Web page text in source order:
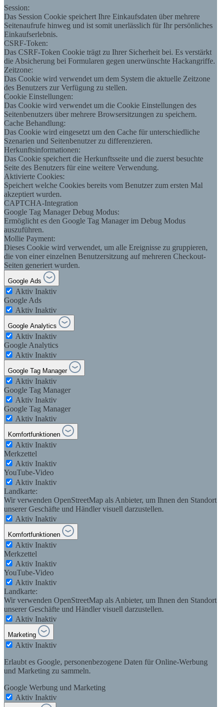
Session:
Das Session Cookie speichert Ihre Einkaufsdaten über mehrere
Seitenaufrufe hinweg und ist somit unerlässlich für Ihr persönliches
Einkaufserlebnis.
CSRF-Token:
Das CSRF-Token Cookie trägt zu Ihrer Sicherheit bei. Es verstärkt
die Absicherung bei Formularen gegen unerwünschte Hackangriffe.
Zeitzone:
Das Cookie wird verwendet um dem System die aktuelle Zeitzone
des Benutzers zur Verfügung zu stellen.
Cookie Einstellungen:
Das Cookie wird verwendet um die Cookie Einstellungen des
Seitenbenutzers über mehrere Browsersitzungen zu speichern.
Cache Behandlung:
Das Cookie wird eingesetzt um den Cache für unterschiedliche
Szenarien und Seitenbenutzer zu differenzieren.
Herkunftsinformationen:
Das Cookie speichert die Herkunftsseite und die zuerst besuchte
Seite des Benutzers für eine weitere Verwendung.
Aktivierte Cookies:
Speichert welche Cookies bereits vom Benutzer zum ersten Mal
akzeptiert wurden.
CAPTCHA-Integration
Google Tag Manager Debug Modus:
Ermöglicht es den Google Tag Manager im Debug Modus
auszuführen.
Mollie Payment:
Dieses Cookie wird verwendet, um alle Ereignisse zu gruppieren,
die von einer einzelnen Benutzersitzung auf mehreren Checkout-
Seiten generiert wurden.
Google Ads
Aktiv Inaktiv
Google Ads
Aktiv Inaktiv
Google Analytics
Aktiv Inaktiv
Google Analytics
Aktiv Inaktiv
Google Tag Manager
Aktiv Inaktiv
Google Tag Manager
Aktiv Inaktiv
Google Tag Manager
Aktiv Inaktiv
Komfortfunktionen
Aktiv Inaktiv
Merkzettel
Aktiv Inaktiv
YouTube-Video
Aktiv Inaktiv
Landkarte:
Wir verwenden OpenStreetMap als Anbieter, um Ihnen den Standort
unserer Geschäfte und Händler visuell darzustellen.
Aktiv Inaktiv
Komfortfunktionen
Aktiv Inaktiv
Merkzettel
Aktiv Inaktiv
YouTube-Video
Aktiv Inaktiv
Landkarte:
Wir verwenden OpenStreetMap als Anbieter, um Ihnen den Standort
unserer Geschäfte und Händler visuell darzustellen.
Aktiv Inaktiv
Marketing
Aktiv Inaktiv
Erlaubt es Google, personenbezogene Daten für Online-Werbung
und Marketing zu sammeln.
Google Werbung und Marketing
Aktiv Inaktiv